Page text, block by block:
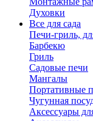
Духовки
Все для сада
Печи-гриль,
Барбекю
Гриль
Садовые печи
Мангалы
Портативные
Чугунная
Аксессуары